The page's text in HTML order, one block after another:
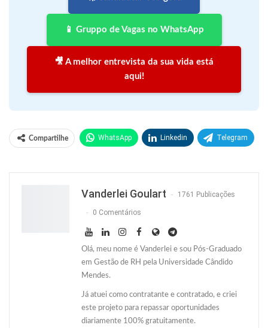
📱 Gruppo de Vagas no WhatsApp
🎥 A melhor entrevista da sua vida está
aqui!
Compartilhe WhatsApp Linkedin Telegram
Vanderlei Goulart 1761 Publicações
0 Comentários
Olá, meu nome é Vanderlei e sou Pós-Graduado
em Gestão de RH pela Universidade Cândido
Mendes.
Já atuei como contratante e contratado, e criei
este projeto para repassar oportunidades
diariamente 100% gratuitamente.